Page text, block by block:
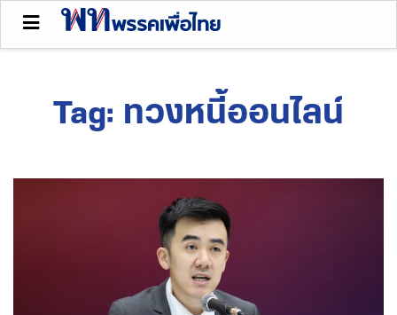
Tag: ทวงหนี้ออนไลน์